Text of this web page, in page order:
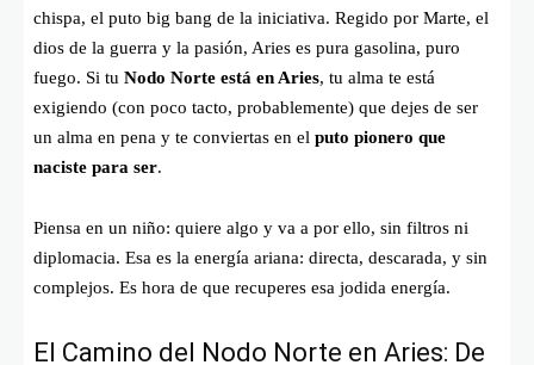
chispa, el puto big bang de la iniciativa. Regido por Marte, el
dios de la guerra y la pasión, Aries es pura gasolina, puro
fuego. Si tu Nodo Norte está en Aries, tu alma te está
exigiendo (con poco tacto, probablemente) que dejes de ser
un alma en pena y te conviertas en el puto pionero que
naciste para ser.
Piensa en un niño: quiere algo y va a por ello, sin filtros ni
diplomacia. Esa es la energía ariana: directa, descarada, y sin
complejos. Es hora de que recuperes esa jodida energía.
El Camino del Nodo Norte en Aries: De